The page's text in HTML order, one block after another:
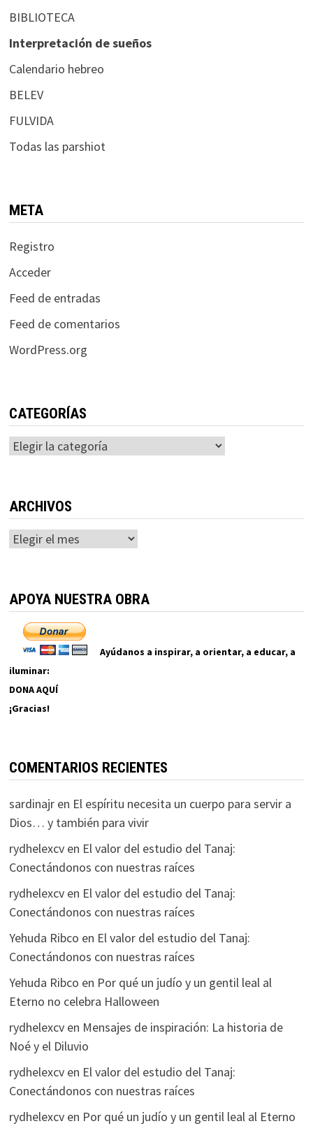
BIBLIOTECA
Interpretación de sueños
Calendario hebreo
BELEV
FULVIDA
Todas las parshiot
META
Registro
Acceder
Feed de entradas
Feed de comentarios
WordPress.org
CATEGORÍAS
Categorías
ARCHIVOS
Archivos
APOYA NUESTRA OBRA
Ayúdanos a inspirar, a orientar, a educar, a
iluminar:
DONA AQUÍ
¡Gracias!
COMENTARIOS RECIENTES
sardinajren El espíritu necesita un cuerpo para servir a
Dios… y también para vivir
rydhelexcven El valor del estudio del Tanaj:
Conectándonos con nuestras raíces
rydhelexcven El valor del estudio del Tanaj:
Conectándonos con nuestras raíces
Yehuda Ribco en El valor del estudio del Tanaj:
Conectándonos con nuestras raíces
Yehuda Ribco en Por qué un judío y un gentil leal al
Eterno no celebra Halloween
rydhelexcven Mensajes de inspiración: La historia de
Noé y el Diluvio
rydhelexcven El valor del estudio del Tanaj:
Conectándonos con nuestras raíces
rydhelexcven Por qué un judío y un gentil leal al Eterno